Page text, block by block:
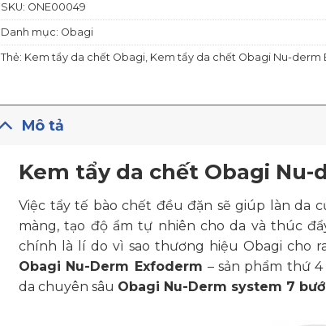
SKU: ONE00049
Danh mục: Obagi
Thẻ: Kem tẩy da chết Obagi, Kem tẩy da chết Obagi Nu-derm
Mô tả
Kem tẩy da chết Obagi
Việc tẩy tế bào chết đều đặn sẽ giúp làn da
màng, tạo độ ẩm tự nhiên cho da và thúc
chính là lí do vì sao thương hiệu Obagi cho
Obagi Nu-Derm Exfoderm – sản phẩm thứ
da chuyên sâu Obagi Nu-Derm system 7